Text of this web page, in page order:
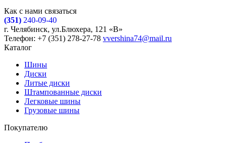
Как с нами связаться
(351) 240-09-40
г. Челябинск, ул.Блюхера, 121 «В»
Телефон: +7 (351) 278-27-78 vvershina74@mail.ru
Каталог
Шины
Диски
Литые диски
Штампованные диски
Легковые шины
Грузовые шины
Покупателю